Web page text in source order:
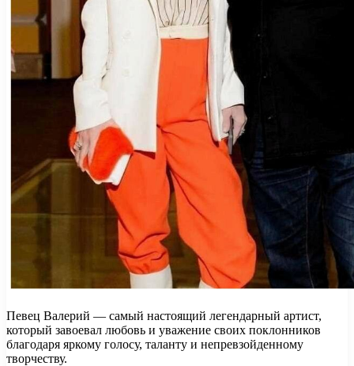
Певец Валерий — самый настоящий легендарный артист,
который завоевал любовь и уважение своих поклонников
благодаря яркому голосу, таланту и непревзойденному
творчеству.